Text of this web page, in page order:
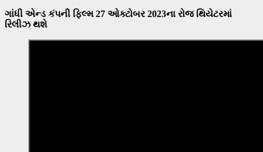
ગાંધી એન્ડ કંપની ફિલ્મ 27 ઓક્ટોબર 2023ના રોજ થિયેટરમાં
રિલીઝ થશે